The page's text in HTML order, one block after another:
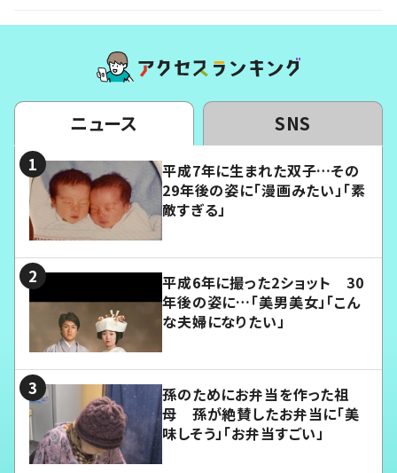
ニュース SNS
平成7年に生まれた双子…その
29年後の姿に「漫画みたい」「素
敵すぎる」
平成6年に撮った2ショット 30
年後の姿に…「美男美女」「こん
な夫婦になりたい」
孫のためにお弁当を作った祖
母 孫が絶賛したお弁当に「美
味しそう」「お弁当すごい」